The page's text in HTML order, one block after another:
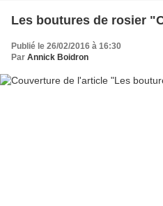
Les boutures de rosier
Publié le 26/02/2016 à 16:30
Par Annick Boidron